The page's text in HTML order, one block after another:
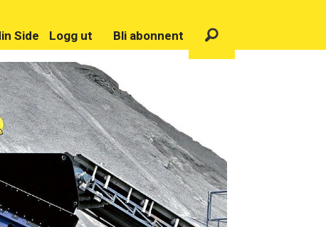
Side Logg ut Bli abonnent